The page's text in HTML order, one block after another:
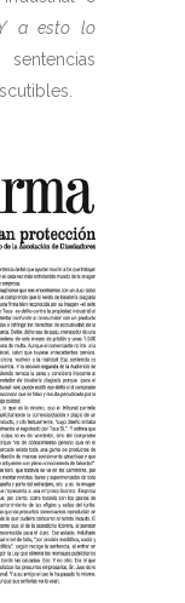
a esto lo